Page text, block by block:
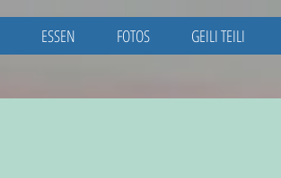
ESSEN FOTOS GEILI TEILI